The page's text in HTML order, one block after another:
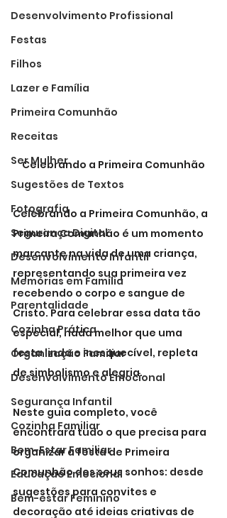
Desenvolvimento Profissional
Festas
Filhos
Lazer e Família
Primeira Comunhão
Receitas
Ser Mulher
Sugestões de Textos
Fotografia
Segurança Digital
Desenvolvimento Infantil
Memórias em Família
Parentalidade
Cozinha Prática
Organização Familiar
Desenvolvimento Emocional
Segurança Infantil
Cozinha Familiar
Bem-Estar Familiar
Educação Emocional
Bem-estar Feminino
Celebrando a Primeira Comunhão
Celebrando a Primeira Comunhão, a
Primeira Comunhão é um momento
marcante na vida de uma criança,
representando sua primeira vez
recebendo o corpo e sangue de
Cristo. Para celebrar essa data tão
especial, nada melhor que uma
festa linda e inesquecível, repleta
de simbolismo e alegria.
Neste guia completo, você
encontrará tudo o que precisa para
organizar a festa de Primeira
Comunhão dos seus sonhos: desde
sugestões para convites e
decoração até ideias criativas de